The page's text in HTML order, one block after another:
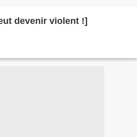
devenir violent !]